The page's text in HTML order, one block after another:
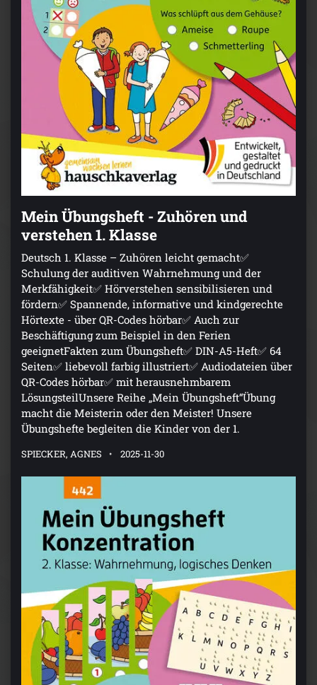
Mein Übungsheft - Zuhören und
verstehen 1. Klasse
Deutsch 1. Klasse – Zuhören leicht gemacht✅
Schulung der auditiven Wahrnehmung und der
Merkfähigkeit✅ Hörverstehen sensibilisieren und
fördern✅ Spannende, informative und kindgerechte
Hörtexte - über QR-Codes hörbar✅ Auch zur
Beschäftigung zum Beispiel in den Ferien
geeignetFakten zum Übungsheft✅ DIN-A5-Heft✅ 64
Seiten✅ liebevoll farbig illustriert✅ Audiodateien über
QR-Codes hörbar✅ mit herausnehmbarem
LösungsteilUnsere Reihe „Mein Übungsheft“Übung
macht die Meisterin oder den Meister! Unsere
Übungshefte begleiten die Kinder von der 1.
SPIECKER, AGNES 2025-11-30